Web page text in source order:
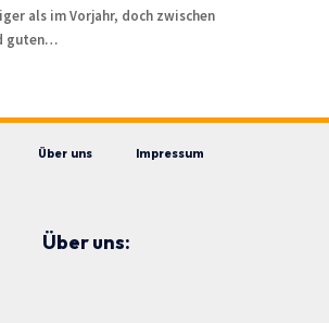
als im Vorjahr, doch zwischen
guten…
Über uns Impressum
Über uns: